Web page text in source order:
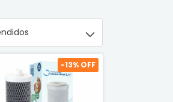
-13% OFF